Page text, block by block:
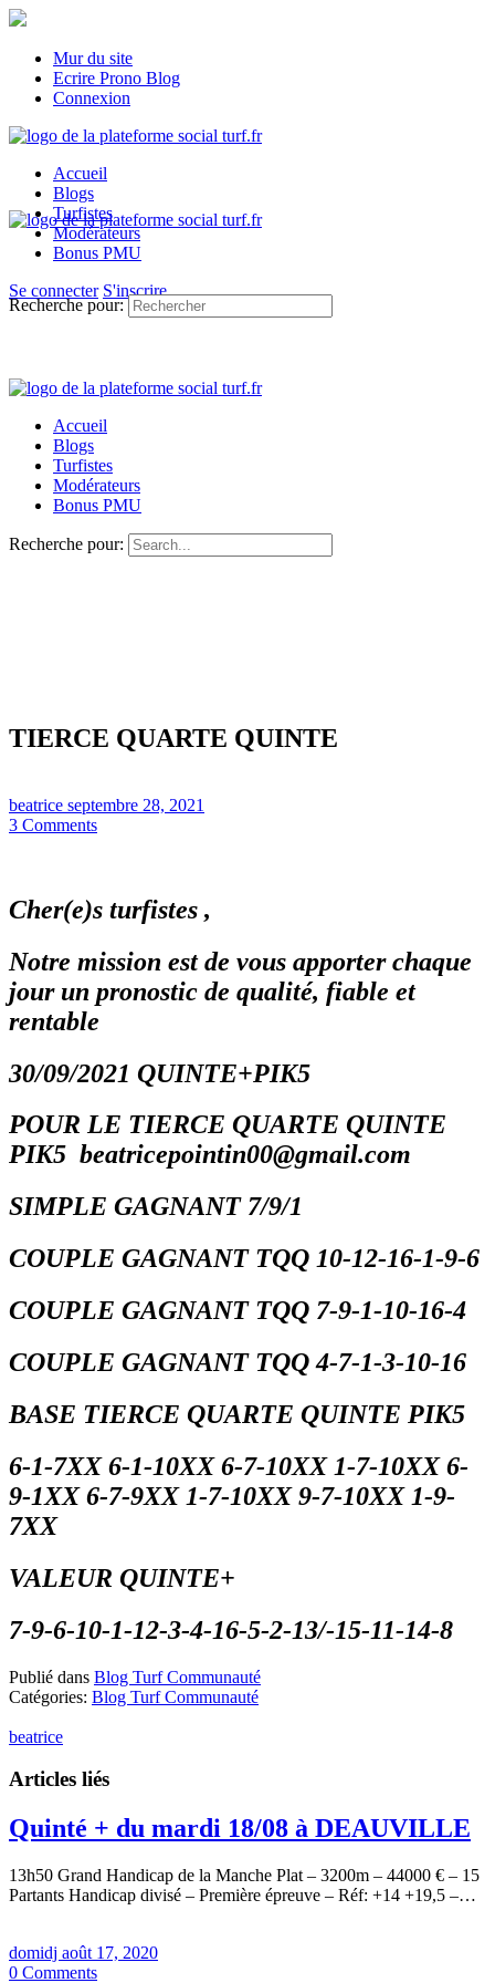
Mur du site
Ecrire Prono Blog
Connexion
Accueil
Blogs
Turfistes
Modérateurs
Bonus PMU
Se connecter S'inscrire
Recherche pour:
Accueil
Blogs
Turfistes
Modérateurs
Bonus PMU
Recherche pour:
TIERCE QUARTE QUINTE
beatrice septembre 28, 2021
3 Comments
Cher(e)s turfistes ,
Notre mission est de vous apporter chaque
jour un pronostic de qualité, fiable et
rentable
30/09/2021 QUINTE+PIK5
POUR LE TIERCE QUARTE QUINTE
PIK5 beatricepointin00@gmail.com
SIMPLE GAGNANT 7/9/1
COUPLE GAGNANT TQQ 10-12-16-1-9-6
COUPLE GAGNANT TQQ 7-9-1-10-16-4
COUPLE GAGNANT TQQ 4-7-1-3-10-16
BASE TIERCE QUARTE QUINTE PIK5
6-1-7XX 6-1-10XX 6-7-10XX 1-7-10XX 6-
9-1XX 6-7-9XX 1-7-10XX 9-7-10XX 1-9-
7XX
VALEUR QUINTE+
7-9-6-10-1-12-3-4-16-5-2-13/-15-11-14-8
Publié dans Blog Turf Communauté
Catégories: Blog Turf Communauté
beatrice
Articles liés
Quinté + du mardi 18/08 à DEAUVILLE
13h50 Grand Handicap de la Manche Plat – 3200m – 44000 € – 15
Partants Handicap divisé – Première épreuve – Réf: +14 +19,5 –…
domidj août 17, 2020
0 Comments